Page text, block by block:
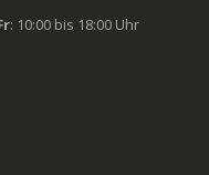
: 10:00 bis 18:00 Uhr